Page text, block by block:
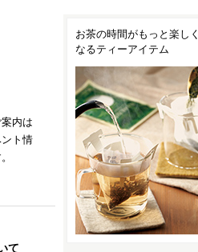
と楽しく
抹茶を楽しむ茶道具 ご用意
いたしております
内は
ト情
て